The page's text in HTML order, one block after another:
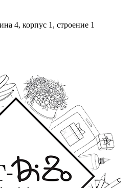
4, корпус 1, строение 1